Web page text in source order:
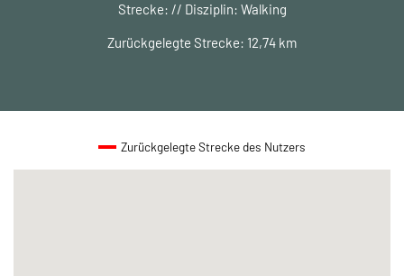
Strecke: // Disziplin: Walking
Zurückgelegte Strecke: 12,74 km
Zurückgelegte Strecke des Nutzers